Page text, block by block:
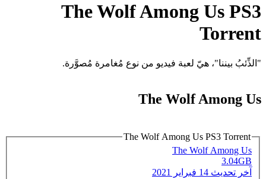
The Wolf Among Us PS3
Torrent
"الذِّئبُ بيننا"، هيّ لعبة فيديو من نوع مُغامرة مُصوَّرة.
The Wolf Among Us
The Wolf Among Us PS3 Torrent
The Wolf Among Us
3.04GB
آخر تحديث 14 فبراير 2021